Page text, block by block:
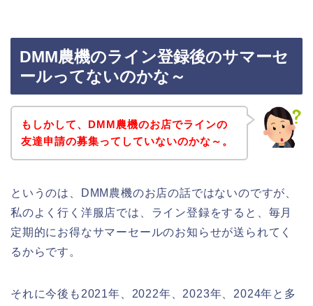
DMM農機のライン登録後のサマーセ
ールってないのかな～
もしかして、DMM農機のお店でラインの
友達申請の募集ってしていないのかな～。
というのは、DMM農機のお店の話ではないのですが、
私のよく行く洋服店では、ライン登録をすると、毎月
定期的にお得なサマーセールのお知らせが送られてく
るからです。
それに今後も2021年、2022年、2023年、2024年と多